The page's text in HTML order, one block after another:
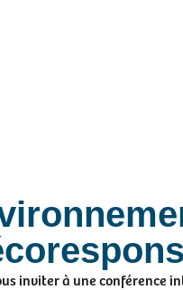
inviter à une conférence